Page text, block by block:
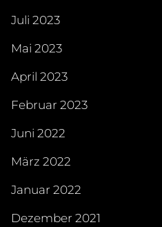
Juli 2023
Mai 2023
April 2023
Februar 2023
Juni 2022
März 2022
Januar 2022
Dezember 2021